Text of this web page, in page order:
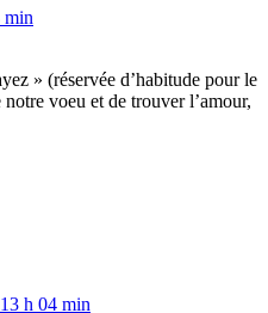
min
» (réservée d’habitude pour le
voeu et de trouver l’amour,
h 04 min